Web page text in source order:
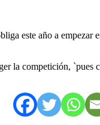
este año a
la competición,